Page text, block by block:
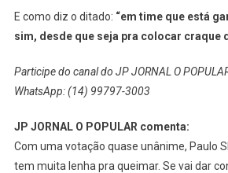
E como diz o ditado: “em time que está
sim, desde que seja pra colocar craque
Participe do canal do JP JORNAL O
WhatsApp: (14) 99797-3003
JP JORNAL O POPULAR comenta:
Com uma votação quase unânime, Paulo
tem muita lenha pra queimar. Se vai dar